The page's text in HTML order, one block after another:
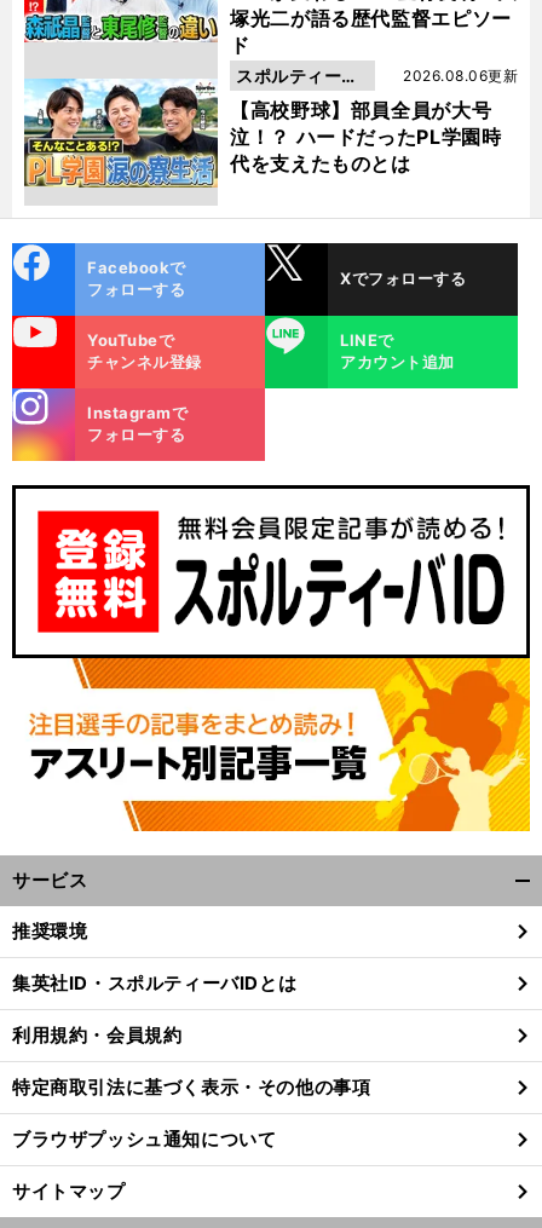
？
・
塚光二が語る歴代監督エピソー
ド
【高校野球】部員全員が大号
泣！？ ハードだったPL学園時
代を支えたものとは
2026.08.06更新
スポルティーバ
動画
ok
Facebookで
フォローする
Xでフォローする
YouTubeで
チャンネル登録
LINE
LINEで
アカウント追加
m
Instagramで
フォローする
サービス
閉
る
推奨環境
集英社ID・スポルティーバIDとは
利用規約・会員規約
特定商取引法に基づく表示・その他の事項
ブラウザプッシュ通知について
サイトマップ